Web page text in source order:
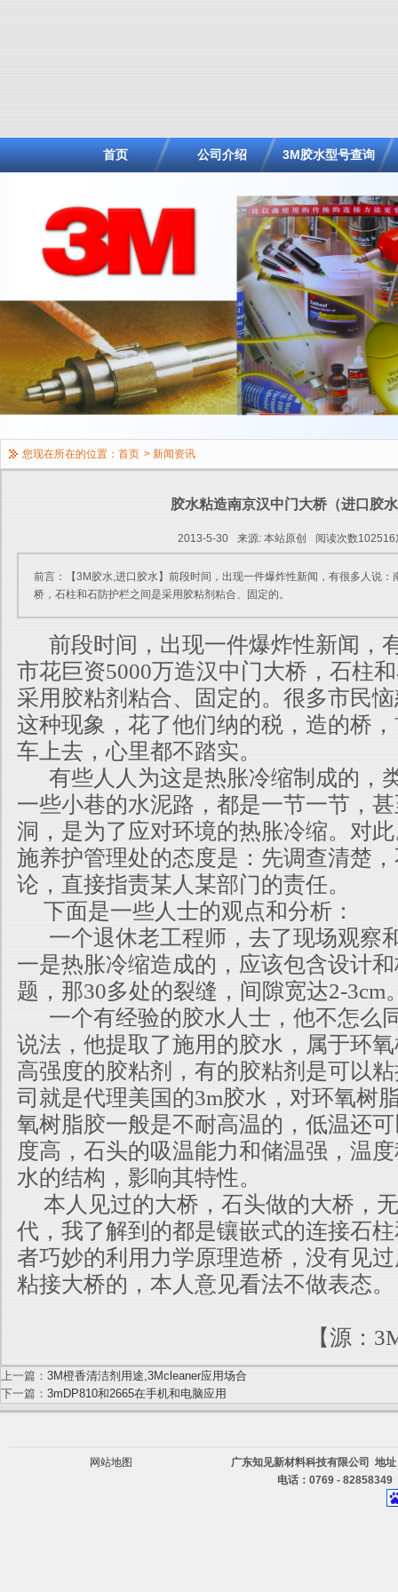
首页 公司介绍 3M胶水型号查询
您现在所在的位置： 首页 > 新闻资讯
胶水粘造南京汉中门大桥（进口胶
2013-5-30 来源: 本站原创 阅读次数102516
前言：【3M胶水,进口胶水】前段时间，出现一件爆炸性新闻，有很多人说
桥，石柱和石防护栏之间是采用胶粘剂粘合、固定的。
前段时间，出现一件爆炸性新闻，
市花巨资5000万造汉中门大桥，石柱
采用胶粘剂粘合、固定的。很多市民
这种现象，花了他们纳的税，造的桥
车上去，心里都不踏实。
有些人人为这是热胀冷缩制成的，
一些小巷的水泥路，都是一节一节，
洞，是为了应对环境的热胀冷缩。对
施养护管理处的态度是：先调查清楚
论，直接指责某人某部门的责任。
下面是一些人士的观点和分析：
一个退休老工程师，去了现场观察
一是热胀冷缩造成的，应该包含设计
题，那30多处的裂缝，间隙宽达2-3cm
一个有经验的胶水人士，他不怎么
说法，他提取了施用的胶水，属于环
高强度的胶粘剂，有的胶粘剂是可以
司就是代理美国的3m胶水，对环氧树
氧树脂胶一般是不耐高温的，低温还
度高，石头的吸温能力和储温强，温
水的结构，影响其特性。
本人见过的大桥，石头做的大桥，
代，我了解到的都是镶嵌式的连接石
者巧妙的利用力学原理造桥，没有见
粘接大桥的，本人意见看法不做表态。
【源：
上一篇： 3M橙香清洁剂用途,3Mcleaner应用场合
下一篇： 3mDP810和2665在手机和电脑应用
网站地图
广东知见新材料科技有限公司 地
电话：0769 -